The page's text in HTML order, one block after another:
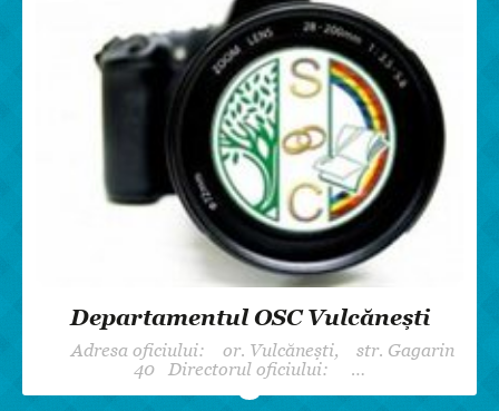
Departamentul OSC Vulcănești
Adresa oficiului: or. Vulcănești, str. Gagarin
40 Directorul oficiului: …